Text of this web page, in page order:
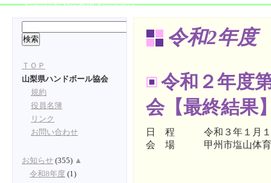
Yamanashi Handball Association
令和2年度
令和２年度
会【最終結果
日 程 令和３年１月１
会 場 甲州市塩山体育
ＴＯＰ
山梨県ハンドボール協会
規約
役員名簿
リンク
お問い合わせ
お知らせ (355) ▲
令和8年度 (1)